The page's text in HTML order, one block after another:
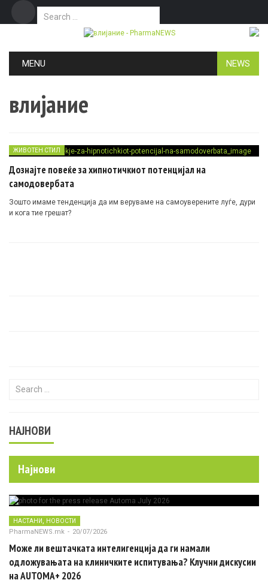
Search for:
MENU NEWS
влијание
ЖИВОТЕН СТИЛ
Дознајте повеќе за хипнотичкиот потенцијал на
самодовербата
Зошто имаме тенденција да им веруваме на самоуверените луѓе, дури
и кога тие грешат?
Search for:
НАЈНОВИ
Најнови
НАСТАНИ НОВОСТИ
PharmaNEWS.mk - 20/07/2026
Може ли вештачката интелигенција да ги намали
одложувањата на клиничките испитувања? Клучни дискусии
на AUTOMA+ 2026